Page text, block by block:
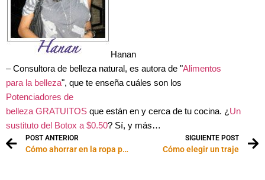
Hanan
– Consultora de belleza natural, es autora de "Alimentos
para la belleza", que te enseña cuáles son los
Potenciadores de
belleza GRATUITOS que están en y cerca de tu cocina. ¿ Un
sustituto del Botox a $0.50? Sí, y más…
POST ANTERIOR
Cómo ahorrar en la ropa para la oficina (sin afectar tu imagen profesional)
SIGUIENTE POST
Cómo elegir un traje